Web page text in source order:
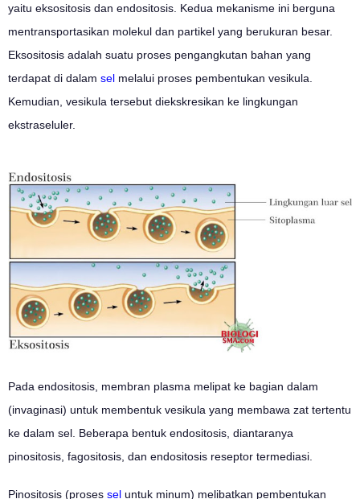
yaitu eksositosis dan endositosis. Kedua mekanisme ini berguna
mentransportasikan molekul dan partikel yang berukuran besar.
Eksositosis adalah suatu proses pengangkutan bahan yang
terdapat di dalam sel melalui proses pembentukan vesikula.
Kemudian, vesikula tersebut diekskresikan ke lingkungan
ekstraseluler.
Pada endositosis, membran plasma melipat ke bagian dalam
(invaginasi) untuk membentuk vesikula yang membawa zat tertentu
ke dalam sel. Beberapa bentuk endositosis, diantaranya
pinositosis, fagositosis, dan endositosis reseptor termediasi.
Pinositosis (proses sel untuk minum) melibatkan pembentukan